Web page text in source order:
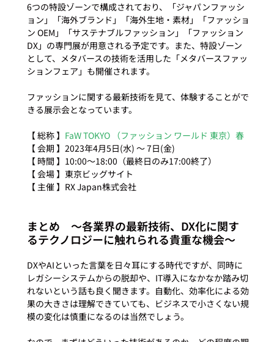
6つの特設ゾーンで構成されており、「ジャパンファッシ
ョン」「海外ブランド」「海外生地・素材」「ファッショ
ン OEM」「サステナブルファッション」「ファッション
DX」の専門展が用意される予定です。また、特設ゾーン
として、メタバースの技術を活用した「メタバースファッ
ションフェア」も開催されます。
ファッションに関する最新技術を見て、体験することがで
きる展示会となっています。
【 総称 】 FaW TOKYO （ファッション ワールド 東京）春
【 会期 】2023年4月5日(水) ～ 7日(金)
【 時間 】10:00～18:00（最終日のみ17:00終了）
【 会場 】東京ビッグサイト
【 主催 】RX Japan株式会社
まとめ　～各業界の最新技術、DX化に関す
るテクノロジーに触れられる貴重な機会～
DXやAIといった言葉を日々耳にする時代ですが、同時に
レガシーシステムからの脱却や、IT導入になかなか踏み切
れないという話も良く聞きます。自動化、効率化による効
果の大きさは理解できていても、ビジネスで小さくない規
模の変化は慎重になるのは当然でしょう。